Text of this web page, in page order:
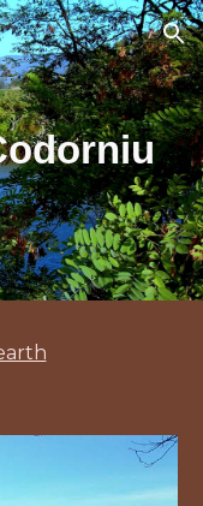
Skip to navigation